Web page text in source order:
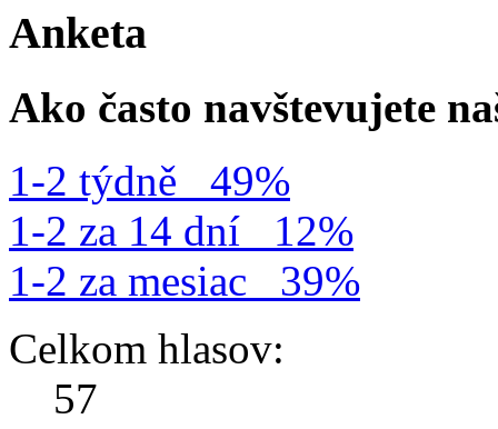
Anketa
Ako často navštevujete
1-2 týdně
49%
1-2 za 14 dní
12%
1-2 za mesiac
39%
Celkom hlasov:
57